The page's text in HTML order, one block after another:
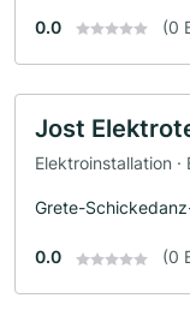
0.0 (0
Jost
Elektroinstallation ·
Grete-
0.0 (0